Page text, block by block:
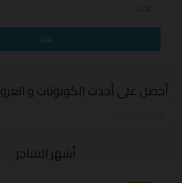
أحصل على أحدث الكوبونات و
أشهر المتاجر